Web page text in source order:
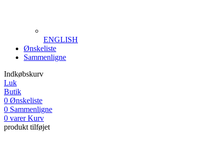
ENGLISH
Ønskeliste
Sammenligne
Indkøbskurv
Luk
Butik
0 Ønskeliste
0 Sammenligne
0 varer Kurv
produkt tilføjet